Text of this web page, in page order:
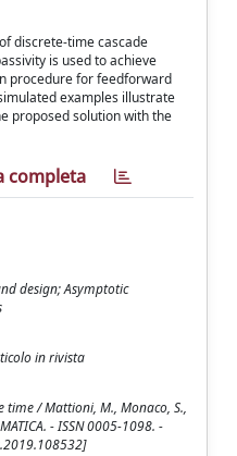
discrete-time cascade
is used to achieve
procedure for feedforward
examples illustrate
proposed solution with the
completa
design; Asymptotic
in rivista
/ Mattioni, M., Monaco, S.,
- ISSN 0005-1098. -